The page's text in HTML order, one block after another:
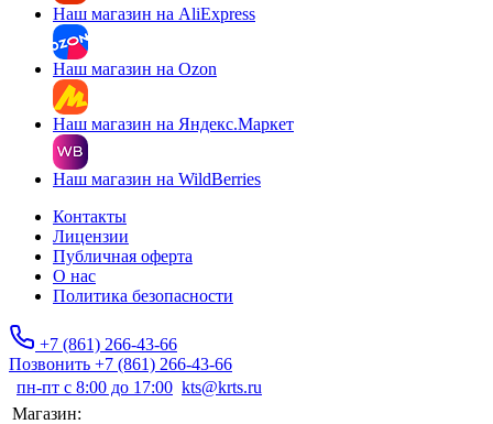
Наш магазин на AliExpress
Наш магазин на Ozon
Наш магазин на Яндекс.Маркет
Наш магазин на WildBerries
Контакты
Лицензии
Публичная оферта
О нас
Политика безопасности
+7 (861) 266-43-66
Позвонить +7 (861) 266-43-66
пн-пт с 8:00 до 17:00 kts@krts.ru
Магазин: